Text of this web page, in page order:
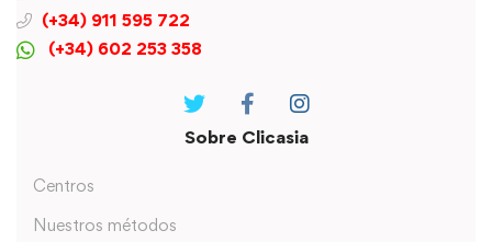
(+34) 911 595 722
(+34) 602 253 358
Sobre Clicasia
Centros
Nuestros métodos